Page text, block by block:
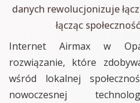
danych rewolucjonizuje
łącząc
Internet Airmax w
rozwiązanie, które
wśród lokalnej
nowoczesnej